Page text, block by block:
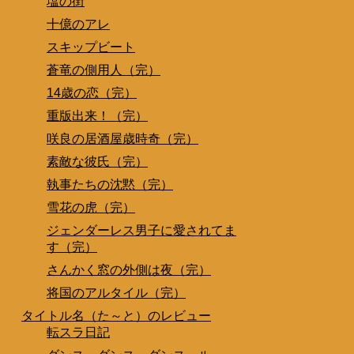
十億のアレ
スキップビート
蒼竜の側用人（完）
14歳の恋（完）
重版出来！（完）
咲良の居酒屋歳時奇（完）
素敵な彼氏（完）
執事たちの沈黙（完）
雪花の虎（完）
ジェンダーレス男子に愛されてま
す（完）
さんかく窓の外側は夜（完）
将国のアルタイル（完）
タイトル名（た～と）のレビュー
転スラ日記